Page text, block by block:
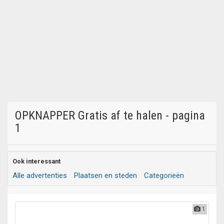
OPKNAPPER Gratis af te halen - pagina
1
Ook interessant
Alle advertenties Plaatsen en steden Categorieën
1